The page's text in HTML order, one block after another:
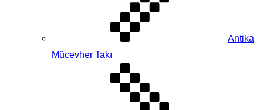
Antika
Mücevher Takı